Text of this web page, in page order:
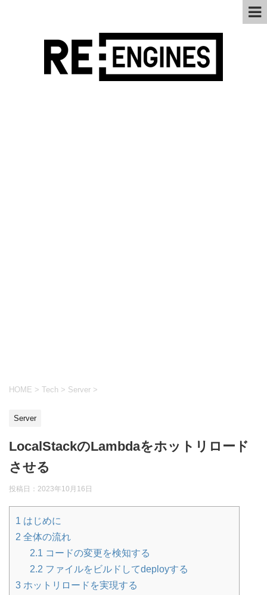
HOME > Tech > Server >
Server
LocalStackのLambdaをホットリロード
させる
投稿日： 2023年10月16日
1 はじめに
2 全体の流れ
2.1 コードの変更を検知する
2.2 ファイルをビルドしてdeployする
3 ホットリロードを実現する